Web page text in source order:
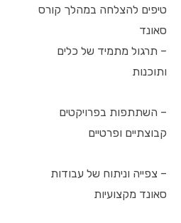
טיפים להצלחה במהלך קורס
סאונד
– תרגול מתמיד של כלים
ותוכנות
– השתתפות בפרויקטים
קבוצתיים ופרטיים
– צפייה וניתוח של עבודות
סאונד מקצועיות